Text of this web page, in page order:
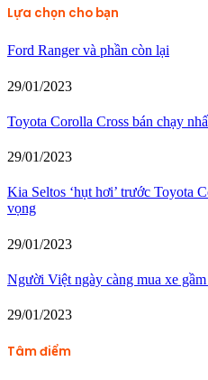
Lựa chọn cho bạn
Ford Ranger và phần còn lại
29/01/2023
Toyota Corolla Cross bán chạy
29/01/2023
Kia Seltos ‘hụt hơi’ trước Toyota
vọng
29/01/2023
Người Việt ngày càng mua xe
29/01/2023
Tâm điểm